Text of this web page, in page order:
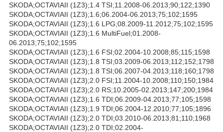
SKODA;OCTAVIAII (1Z3);1.4 TSI;11.2008-06.2013;90;122;1390
SKODA;OCTAVIAII (1Z3);1.6;06.2004-06.2013;75;102;1595
SKODA;OCTAVIAII (1Z3);1.6 LPG;08.2009-11.2012;75;102;1595
SKODA;OCTAVIAII (1Z3);1.6 MultiFuel;01.2008-
06.2013;75;102;1595
SKODA;OCTAVIAII (1Z3);1.6 FSI;02.2004-10.2008;85;115;1598
SKODA;OCTAVIAII (1Z3);1.8 TSI;03.2009-06.2013;112;152;1798
SKODA;OCTAVIAII (1Z3);1.8 TSI;06.2007-04.2013;118;160;1798
SKODA;OCTAVIAII (1Z3);2.0 FSI;11.2004-10.2008;110;150;1984
SKODA;OCTAVIAII (1Z3);2.0 RS;10.2005-02.2013;147;200;1984
SKODA;OCTAVIAII (1Z3);1.6 TDI;06.2009-04.2013;77;105;1598
SKODA;OCTAVIAII (1Z3);1.9 TDI;06.2004-12.2010;77;105;1896
SKODA;OCTAVIAII (1Z3);2.0 TDI;03.2010-06.2013;81;110;1968
SKODA;OCTAVIAII (1Z3);2.0 TDI;02.2004-